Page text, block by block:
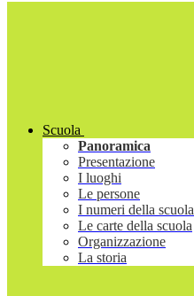
Scuola
Panoramica
Presentazione
I luoghi
Le persone
I numeri della scuola
Le carte della scuola
Organizzazione
La storia